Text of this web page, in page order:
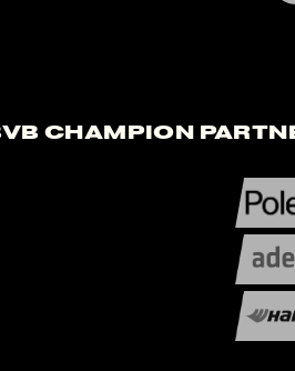
Champion